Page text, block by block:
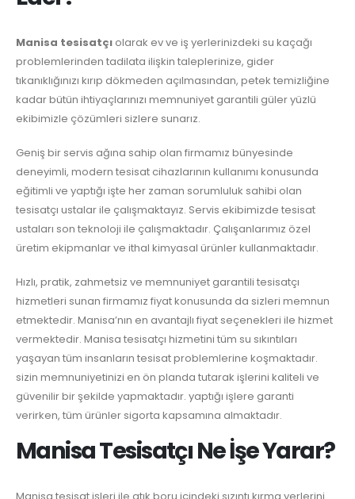
Manisa tesisatçı olarak ev ve iş yerlerinizdeki su kaçağı
problemlerinden tadilata ilişkin taleplerinize, gider
tıkanıklığınızı kırıp dökmeden açılmasından, petek temizliğine
kadar bütün ihtiyaçlarınızı memnuniyet garantili güler yüzlü
ekibimizle çözümleri sizlere sunarız.
Geniş bir servis ağına sahip olan firmamız bünyesinde
deneyimli, modern tesisat cihazlarının kullanımı konusunda
eğitimli ve yaptığı işte her zaman sorumluluk sahibi olan
tesisatçı ustalar ile çalışmaktayız. Servis ekibimizde tesisat
ustaları son teknoloji ile çalışmaktadır. Çalışanlarımız özel
üretim ekipmanlar ve ithal kimyasal ürünler kullanmaktadır.
Hızlı, pratik, zahmetsiz ve memnuniyet garantili tesisatçı
hizmetleri sunan firmamız fiyat konusunda da sizleri memnun
etmektedir. Manisa’nın en avantajlı fiyat seçenekleri ile hizmet
vermektedir. Manisa tesisatçı hizmetini tüm su sıkıntıları
yaşayan tüm insanların tesisat problemlerine koşmaktadır.
sizin memnuniyetinizi en ön planda tutarak işlerini kaliteli ve
güvenilir bir şekilde yapmaktadır. yaptığı işlere garanti
verirken, tüm ürünler sigorta kapsamına almaktadır.
Manisa Tesisatçı Ne İşe Yarar?